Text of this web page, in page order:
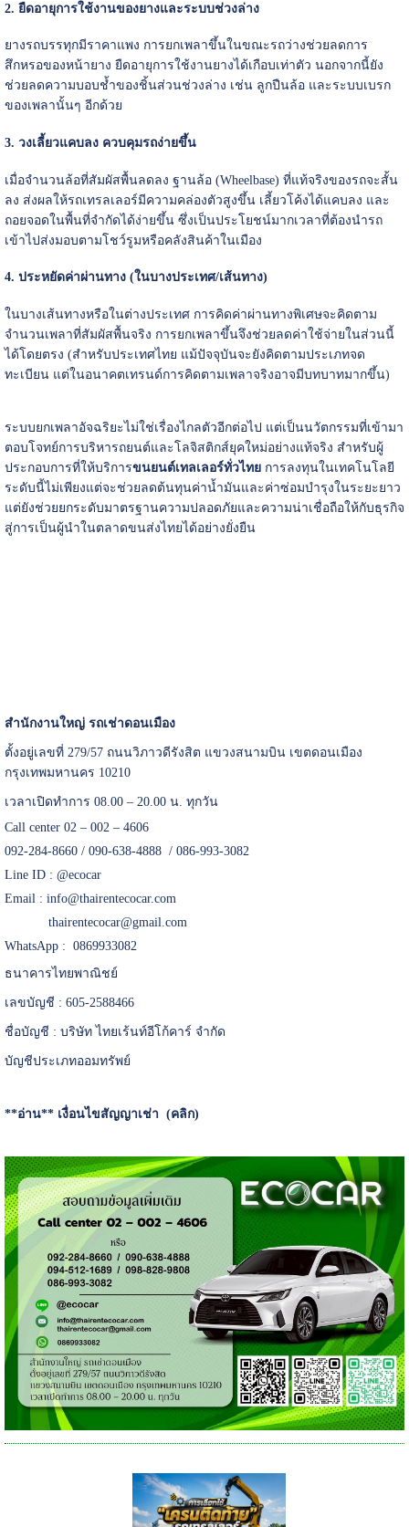
2. ยืดอายุการใช้งานของยางและระบบช่วงล่าง
ยางรถบรรทุกมีราคาแพง การยกเพลาขึ้นในขณะรถว่างช่วยลดการ
สึกหรอของหน้ายาง ยืดอายุการใช้งานยางได้เกือบเท่าตัว นอกจากนี้ยัง
ช่วยลดความบอบช้ำของชิ้นส่วนช่วงล่าง เช่น ลูกปืนล้อ และระบบเบรก
ของเพลานั้นๆ อีกด้วย
3. วงเลี้ยวแคบลง ควบคุมรถง่ายขึ้น
เมื่อจำนวนล้อที่สัมผัสพื้นลดลง ฐานล้อ (Wheelbase) ที่แท้จริงของรถจะสั้น
ลง ส่งผลให้รถเทรลเลอร์มีความคล่องตัวสูงขึ้น เลี้ยวโค้งได้แคบลง และ
ถอยจอดในพื้นที่จำกัดได้ง่ายขึ้น ซึ่งเป็นประโยชน์มากเวลาที่ต้องนำรถ
เข้าไปส่งมอบตามโชว์รูมหรือคลังสินค้าในเมือง
4. ประหยัดค่าผ่านทาง (ในบางประเทศ/เส้นทาง)
ในบางเส้นทางหรือในต่างประเทศ การคิดค่าผ่านทางพิเศษจะคิดตาม
จำนวนเพลาที่สัมผัสพื้นจริง การยกเพลาขึ้นจึงช่วยลดค่าใช้จ่ายในส่วนนี้
ได้โดยตรง (สำหรับประเทศไทย แม้ปัจจุบันจะยังคิดตามประเภทจด
ทะเบียน แต่ในอนาคตเทรนด์การคิดตามเพลาจริงอาจมีบทบาทมากขึ้น)
ระบบยกเพลาอัจฉริยะไม่ใช่เรื่องไกลตัวอีกต่อไป แต่เป็นนวัตกรรมที่เข้ามา
ตอบโจทย์การบริหารถยนต์และโลจิสติกส์ยุคใหม่อย่างแท้จริง สำหรับผู้
ประกอบการที่ให้บริการขนยนต์เทลเลอร์ทั่วไทยการลงทุนในเทคโนโลยี
ระดับนี้ไม่เพียงแต่จะช่วยลดต้นทุนค่าน้ำมันและค่าซ่อมบำรุงในระยะยาว
แต่ยังช่วยยกระดับมาตรฐานความปลอดภัยและความน่าเชื่อถือให้กับธุรกิจ
สู่การเป็นผู้นำในตลาดขนส่งไทยได้อย่างยั่งยืน
สำนักงานใหญ่ รถเช่าดอนเมือง
ตั้งอยู่เลขที่ 279/57 ถนนวิภาวดีรังสิต แขวงสนามบิน เขตดอนเมือง
กรุงเทพมหานคร 10210
เวลาเปิดทำการ 08.00 – 20.00 น. ทุกวัน
Call center 02 – 002 – 4606
092-284-8660 / 090-638-4888 / 086-993-3082
Line ID : @ecocar
Email : info@thairentecocar.com
thairentecocar@gmail.com
WhatsApp : 0869933082
ธนาคารไทยพาณิชย์
เลขบัญชี : 605-2588466
ชื่อบัญชี : บริษัท ไทยเร้นท์อีโก้คาร์ จำกัด
บัญชีประเภทออมทรัพย์
**อ่าน** เงื่อนไขสัญญาเช่า (คลิก)